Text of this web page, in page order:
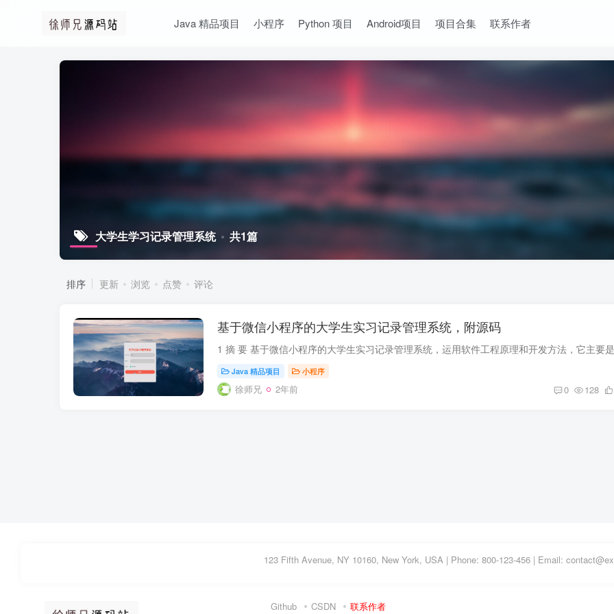
Java 精品项目 小程序 Python 项目 Android项目 项目合集 联系作者
大学生学习记录管理系统 共1篇
排序 更新 浏览 点赞 评论
基于微信小程序的大学生实习记录管理系统，附源码
Java 精品项目 小程序
徐师兄 2年前 0 128
123 Fifth Avenue, NY 10160, New York, USA | Phone: 800-123-456 | Email:
Github CSDN 联系作者